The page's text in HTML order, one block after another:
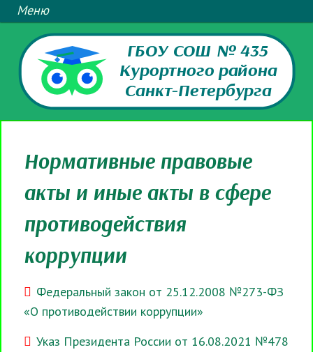
ГБОУ СОШ № 435
Курортного района
Санкт-Петербурга
Нормативные правовые
акты и иные акты в сфере
противодействия
коррупции
Федеральный закон от 25.12.2008 №273-ФЗ
«О противодействии коррупции»
Указ Президента России от 16.08.2021 №478